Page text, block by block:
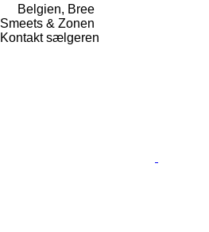
Belgien, Bree
Smeets & Zonen
Kontakt sælgeren